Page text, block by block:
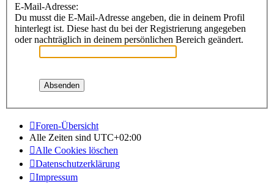
E-Mail-Adresse:
Du musst die E-Mail-Adresse angeben, die in deinem Profil
hinterlegt ist. Diese hast du bei der Registrierung angegeben
oder nachträglich in deinem persönlichen Bereich geändert.
Foren-Übersicht
Alle Zeiten sind UTC+02:00
Alle Cookies löschen
Datenschutzerklärung
Impressum